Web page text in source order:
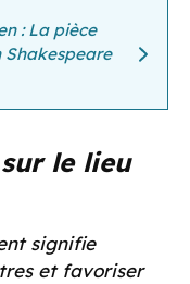
: La pièce
Shakespeare
le lieu
signifie
et favoriser